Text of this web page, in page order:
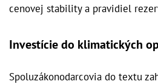
cenovej stability a pravidiel
Investície do klimatických
Spoluzákonodarcovia do textu